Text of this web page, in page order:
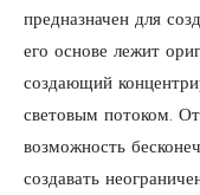
предназначен для
его основе лежит
создающий
световым потоком.
возможность
создавать